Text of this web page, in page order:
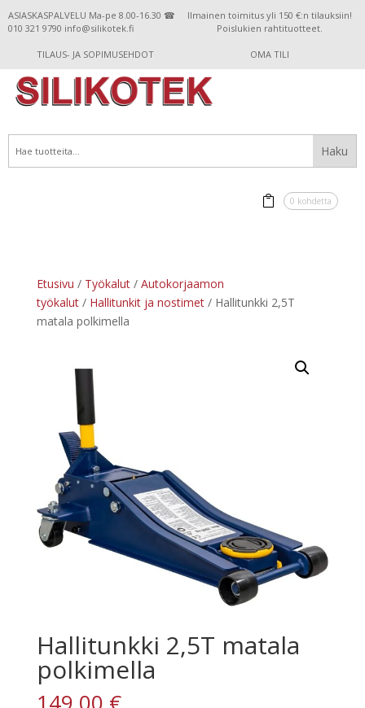
ASIASKASPALVELU Ma-pe 8.00-16.30 ☎
010 321 9790 info@silikotek.fi
Ilmainen toimitus yli 150 €:n tilauksiin!
Poislukien rahtituotteet.
TILAUS- JA SOPIMUSEHDOT OMA TILI
0 kohdetta
Etusivu / Työkalut/ Autokorjaamon
työkalut/ Hallitunkit ja nostimet/ Hallitunkki 2,5T
matala polkimella
Hallitunkki 2,5T matala
polkimella